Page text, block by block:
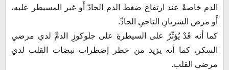
الدم خاصةً عند ارتفاع ضغط الدم الحادّ أَو غير المسيطر عليه،
أَو مرض الشريانِ التاجيِ الحادِّ.
كما أنه قَدْ يُؤثّرُ على السيطرةِ على جلوكوزِ الدمِّ لدي مرضي
السكر، كما أنه يزيد من خطر إضطراب نبضات القلب لدي
مرضي القلب.